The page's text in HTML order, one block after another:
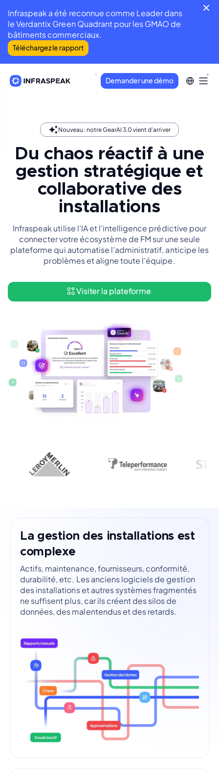
Infraspeak a été reconnue comme Leader dans
le Verdantix Green Quadrant pour les GMAO de
bâtiments commerciaux.
Téléchargez le rapport
Demander une démo
Nouveau : notre GearAI 3.0 vient d’arriver
Du chaos réactif à une
gestion stratégique et
collaborative des
installations
Infraspeak utilise l’IA et l’intelligence prédictive pour
connecter votre écosystème de FM sur une seule
plateforme qui automatise l’administratif, anticipe les
problèmes et aligne toute l’équipe.
Visiter la plateforme
La gestion des installations est
complexe
Actifs, maintenance, fournisseurs, conformité,
durabilité, etc. Les anciens logiciels de gestion
des installations et autres systèmes fragmentés
ne suffisent plus, car ils créent des silos de
données, des malentendus et des retards.